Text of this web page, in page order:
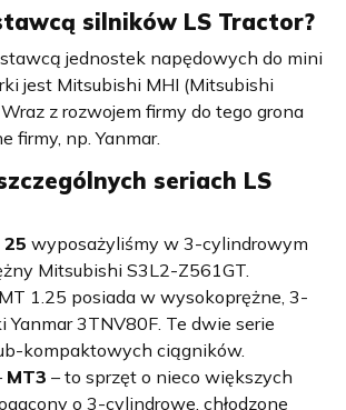
silników LS Tractor?
jednostek napędowych do mini
jest Mitsubishi MHI (Mitsubishi
z rozwojem firmy do tego grona
firmy, np. Yanmar.
seriach LS
25 wyposażyliśmy w 3-cylindrowym
Mitsubishi S3L2-Z561GT.
MT 1.25 posiada w wysokoprężne, 3-
3TNV80F. Te dwie serie
kompaktowych ciągników.
MT3 – to sprzęt o nieco większych
o 3-cylindrowe, chłodzone